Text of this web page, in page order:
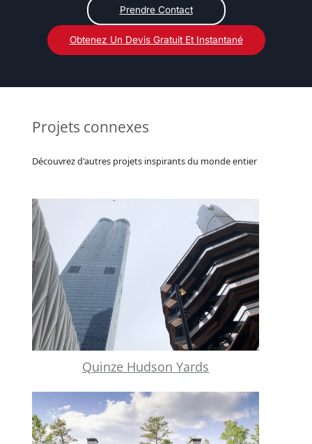
Prendre Contact
Obtenez Un Devis Gratuit Et Instantané
Projets connexes
Découvrez d'autres projets inspirants du monde entier
Quinze Hudson Yards